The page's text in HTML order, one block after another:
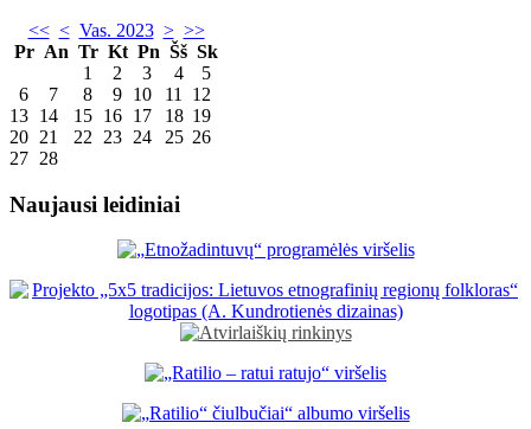
<< < Vas. 2023 > >>
Pr An Tr Kt Pn Šš Sk
1
2 3 4
5
6
7 8 9 10 11
12
13 14 15 16 17 18 19
20 21 22 23 24 25 26
27 28
Naujausi leidiniai